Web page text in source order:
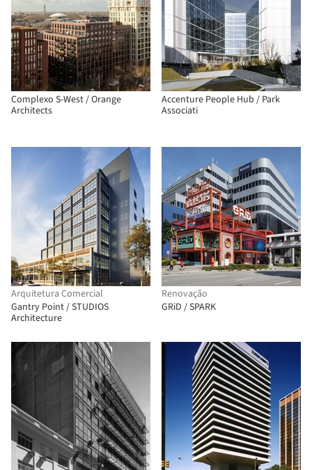
Complexo S-West / Orange
Architects
Accenture People Hub / Park
Associati
Arquitetura Comercial
Gantry Point / STUDIOS
Architecture
Renovação
GRiD / SPARK